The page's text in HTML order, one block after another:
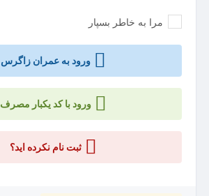
مرا به خاطر بسپار
ورود به عمران زاگرس
ورود با کد یکبار مصرف
ثبت نام نکرده اید؟